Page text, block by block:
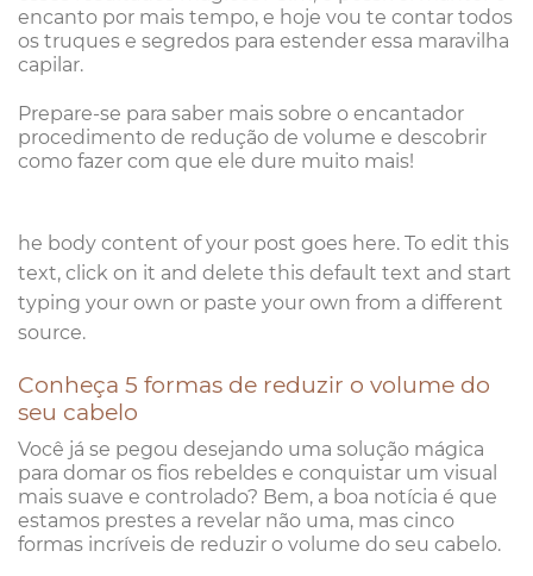
encanto por mais tempo, e hoje vou te contar todos
os truques e segredos para estender essa maravilha
capilar.
Prepare-se para saber mais sobre o encantador
procedimento de redução de volume e descobrir
como fazer com que ele dure muito mais!
he body content of your post goes here. To edit this
text, click on it and delete this default text and start
typing your own or paste your own from a different
source.
Conheça 5 formas de reduzir o volume do
seu cabelo
Você já se pegou desejando uma solução mágica
para domar os fios rebeldes e conquistar um visual
mais suave e controlado? Bem, a boa notícia é que
estamos prestes a revelar não uma, mas cinco
formas incríveis de reduzir o volume do seu cabelo.